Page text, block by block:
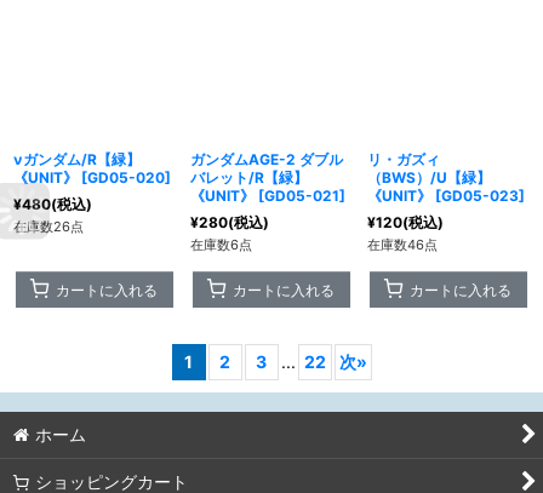
νガンダム/R【緑】
《UNIT》
[GD05-020]
¥480(税込)
在庫数26点
カートに入れる
ガンダムAGE-2 ダブル
バレット/R【緑】
《UNIT》
[GD05-021]
¥280(税込)
在庫数6点
カートに入れる
リ・ガズィ
（BWS）/U【緑】
《UNIT》
[GD05-023]
¥120(税込)
在庫数46点
カートに入れる
1 2 3 ... 22 次»
ホーム
ショッピングカート